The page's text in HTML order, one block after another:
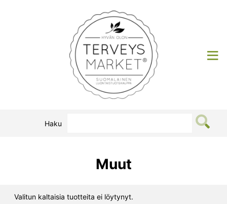
Terveysmarket
Haku
Muut
Valitun kaltaisia tuotteita ei löytynyt.